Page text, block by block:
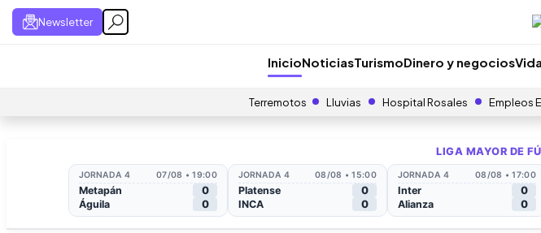
Newsletter
InicioNoticiasTurismoDinero y negociosVida
Terremotos Lluvias Hospital Rosales Empleos